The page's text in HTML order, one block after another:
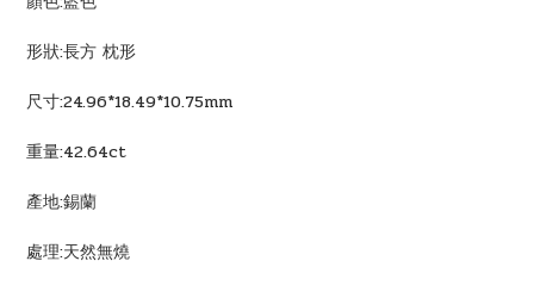
形狀:長方 枕形
尺寸:24.96*18.49*10.75mm
重量:42.64ct
產地:錫蘭
處理:天然無燒